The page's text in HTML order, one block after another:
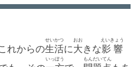
れからの生活
せいかつ
に大
おお
きな影響
えいきょう
いっぽう もんだいてん